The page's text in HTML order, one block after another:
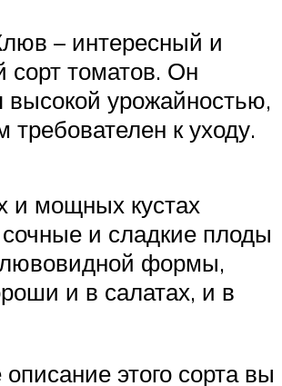
– интересный и
томатов. Он
высокой урожайностью,
требователен к уходу.
и мощных кустах
и сладкие плоды
формы,
и в салатах, и в
этого сорта вы